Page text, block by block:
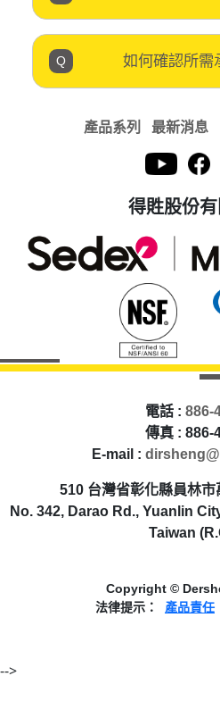
如何確認所需
產品系列 最新消息
得貹股份有
電話 : 886-
傳真 : 886-
E-mail :
510 台灣省彰化縣員林
No. 342, Darao Rd., Yuanlin
Taiwan
Copyright ©
法律提示：
產品責任
-->